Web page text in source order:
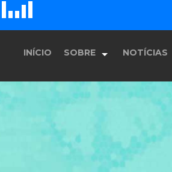
D
E F
H
INÍCIO SOBRE
História
Equipe
NOTÍCIAS